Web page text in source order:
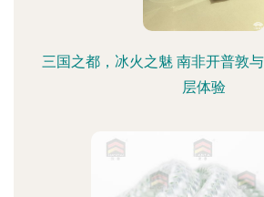
三国之都，冰火之魅 南非开普敦
层体验